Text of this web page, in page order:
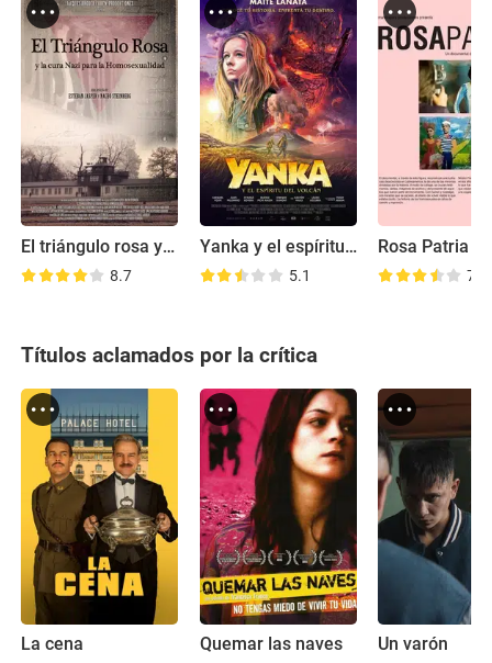
El triángulo rosa y la cura nazi para la homosexualidad
8.7
Yanka y el espíritu del volcán
5.1
Rosa Patria
7.5
Títulos aclamados por la crítica
La cena Quemar las naves Un varón